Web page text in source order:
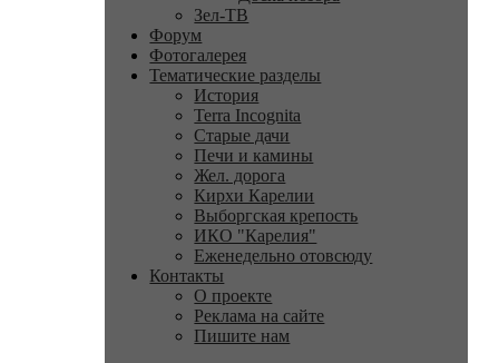
Зел-ТВ
Форум
Фотогалерея
Тематические разделы
История
Terra Incognita
Старые дачи
Печи и камины
Жел. дорога
Кирхи Карелии
Выборгская крепость
ИКО "Карелия"
Еженедельно отовсюду
Контакты
О проекте
Реклама на сайте
Пишите нам